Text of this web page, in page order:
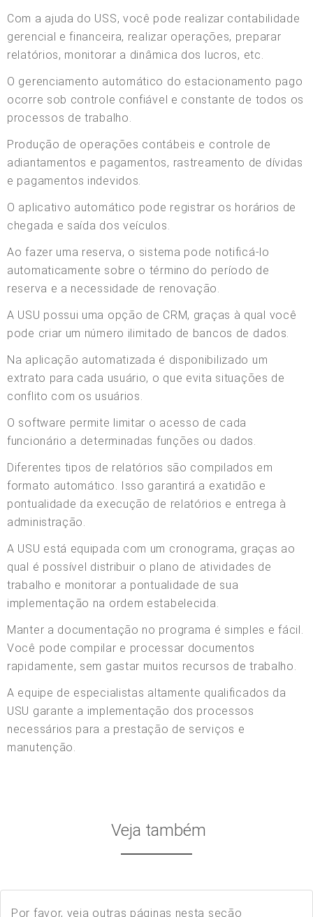
Com a ajuda do USS, você pode realizar contabilidade
gerencial e financeira, realizar operações, preparar
relatórios, monitorar a dinâmica dos lucros, etc.
O gerenciamento automático do estacionamento pago
ocorre sob controle confiável e constante de todos os
processos de trabalho.
Produção de operações contábeis e controle de
adiantamentos e pagamentos, rastreamento de dívidas
e pagamentos indevidos.
O aplicativo automático pode registrar os horários de
chegada e saída dos veículos.
Ao fazer uma reserva, o sistema pode notificá-lo
automaticamente sobre o término do período de
reserva e a necessidade de renovação.
A USU possui uma opção de CRM, graças à qual você
pode criar um número ilimitado de bancos de dados.
Na aplicação automatizada é disponibilizado um
extrato para cada usuário, o que evita situações de
conflito com os usuários.
O software permite limitar o acesso de cada
funcionário a determinadas funções ou dados.
Diferentes tipos de relatórios são compilados em
formato automático. Isso garantirá a exatidão e
pontualidade da execução de relatórios e entrega à
administração.
A USU está equipada com um cronograma, graças ao
qual é possível distribuir o plano de atividades de
trabalho e monitorar a pontualidade de sua
implementação na ordem estabelecida.
Manter a documentação no programa é simples e fácil.
Você pode compilar e processar documentos
rapidamente, sem gastar muitos recursos de trabalho.
A equipe de especialistas altamente qualificados da
USU garante a implementação dos processos
necessários para a prestação de serviços e
manutenção.
Veja também
Por favor, veja outras páginas nesta seção